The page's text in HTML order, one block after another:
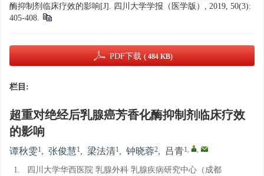
酶抑制剂临床疗效的影响[J]. 四川大学学报（医学版）, 2019, 50(3):
405-408.
PDF下载 ( 484 KB)
栏目:
超重对绝经后乳腺癌芳香化酶抑制剂临床疗效
的影响
谭秋雯1, 张俊慧1, 梁法清1, 钟晓蓉2, 吕青1, ,
1.
四川大学华西医院 乳腺外科 乳腺疾病研究中心（成都